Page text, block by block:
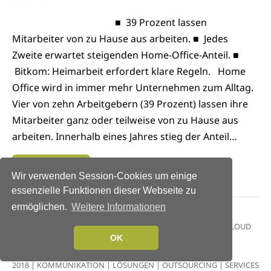
Wir verwenden Session-Cookies um einige
essenzielle Funktionen dieser Webseite zu
ermöglichen. Weitere Informationen
OK
■ 39 Prozent lassen
Mitarbeiter von zu Hause aus arbeiten. ■ Jedes
Zweite erwartet steigenden Home-Office-Anteil. ■
Bitkom: Heimarbeit erfordert klare Regeln. Home
Office wird in immer mehr Unternehmen zum Alltag.
Vier von zehn Arbeitgebern (39 Prozent) lassen ihre
Mitarbeiter ganz oder teilweise von zu Hause aus
arbeiten. Innerhalb eines Jahres stieg der Anteil…
BUSINESS|TRENDS INFRASTRUKTUR
TRENDS CLOUD
KOMMUNIKATION
|
2018|KOMMUNIKATION|LÖSUNGEN|OUTSOURCING|SERVICES